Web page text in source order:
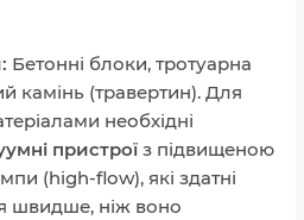
Бетонні блоки, тротуарна
камінь (травертин). Для
необхідні
пристрої з підвищеною
(high-flow), які здатні
швидше, ніж воно